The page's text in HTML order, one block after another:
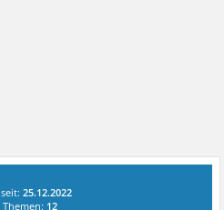
seit:25.12.2022
Themen: 12